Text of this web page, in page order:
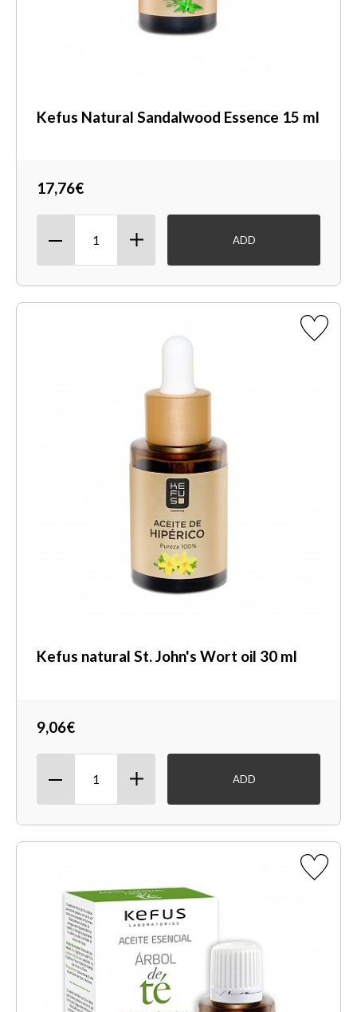
Kefus Natural Sandalwood Essence 15 ml
17,76€
ADD
Kefus natural St. John's Wort oil 30 ml
9,06€
ADD